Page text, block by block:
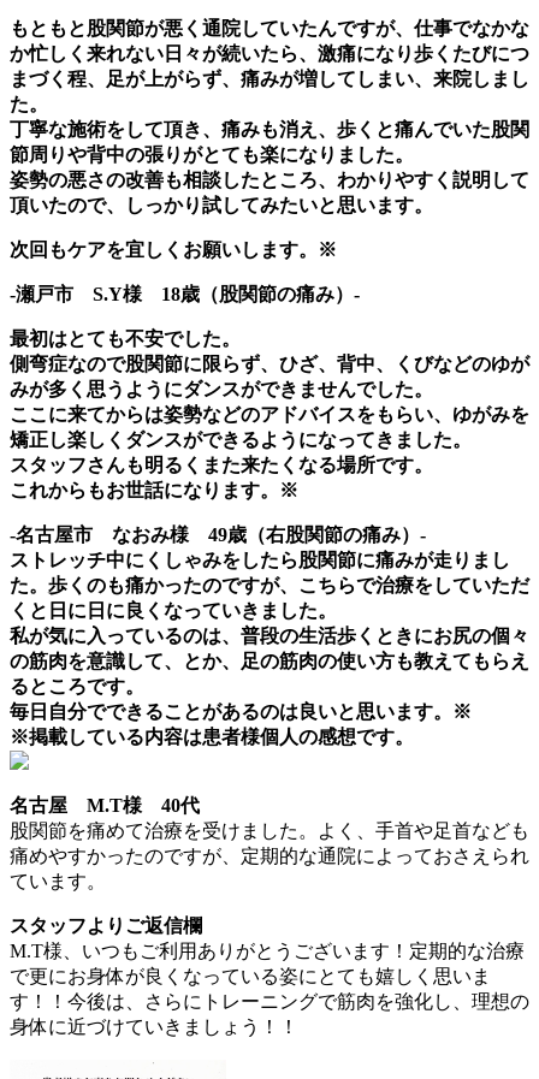
もともと股関節が悪く通院していたんですが、仕事でなかな
か忙しく来れない日々が続いたら、激痛になり歩くたびにつ
まづく程、足が上がらず、痛みが増してしまい、来院しまし
た。
丁寧な施術をして頂き、痛みも消え、歩くと痛んでいた股関
節周りや背中の張りがとても楽になりました。
姿勢の悪さの改善も相談したところ、わかりやすく説明して
頂いたので、しっかり試してみたいと思います。
次回もケアを宜しくお願いします。※
-瀬戸市 S.Y様 18歳（股関節の痛み）-
最初はとても不安でした。
側弯症なので股関節に限らず、ひざ、背中、くびなどのゆが
みが多く思うようにダンスができませんでした。
ここに来てからは姿勢などのアドバイスをもらい、ゆがみを
矯正し楽しくダンスができるようになってきました。
スタッフさんも明るくまた来たくなる場所です。
これからもお世話になります。※
-名古屋市 なおみ様 49歳（右股関節の痛み）-
ストレッチ中にくしゃみをしたら股関節に痛みが走りまし
た。歩くのも痛かったのですが、こちらで治療をしていただ
くと日に日に良くなっていきました。
私が気に入っているのは、普段の生活歩くときにお尻の個々
の筋肉を意識して、とか、足の筋肉の使い方も教えてもらえ
るところです。
毎日自分でできることがあるのは良いと思います。※
※掲載している内容は患者様個人の感想です。
名古屋 M.T様 40代
股関節を痛めて治療を受けました。よく、手首や足首なども
痛めやすかったのですが、定期的な通院によっておさえられ
ています。
スタッフよりご返信欄
M.T様、いつもご利用ありがとうございます！定期的な治療
で更にお身体が良くなっている姿にとても嬉しく思いま
す！！今後は、さらにトレーニングで筋肉を強化し、理想の
身体に近づけていきましょう！！